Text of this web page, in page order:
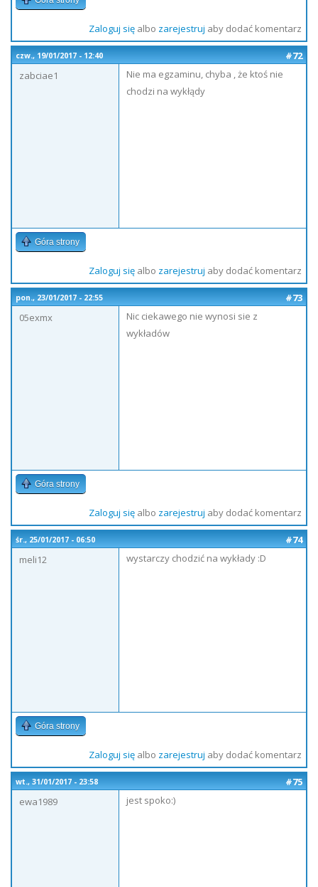
Zaloguj sięalbo zarejestruj aby dodać komentarz
czw., 19/01/2017 - 12:40
#72
zabciae1
Nie ma egzaminu, chyba , że ktoś nie
chodzi na wykłądy
Góra strony
Zaloguj sięalbo zarejestruj aby dodać komentarz
pon., 23/01/2017 - 22:55
#73
05exmx
Nic ciekawego nie wynosi sie z
wykładów
Góra strony
Zaloguj sięalbo zarejestruj aby dodać komentarz
śr., 25/01/2017 - 06:50
#74
meli12
wystarczy chodzić na wykłady :D
Góra strony
Zaloguj sięalbo zarejestruj aby dodać komentarz
wt., 31/01/2017 - 23:58
#75
ewa1989
jest spoko:)